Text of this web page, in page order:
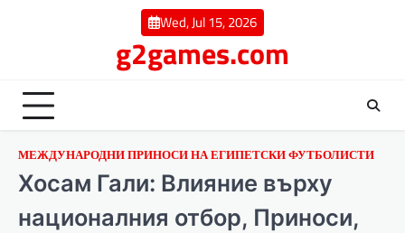
Wed, Jul 15, 2026
g2games.com
МЕЖДУНАРОДНИ ПРИНОСИ НА ЕГИПЕТСКИ ФУТБОЛИСТИ
Хосам Гали: Влияние върху
националния отбор, Приноси,